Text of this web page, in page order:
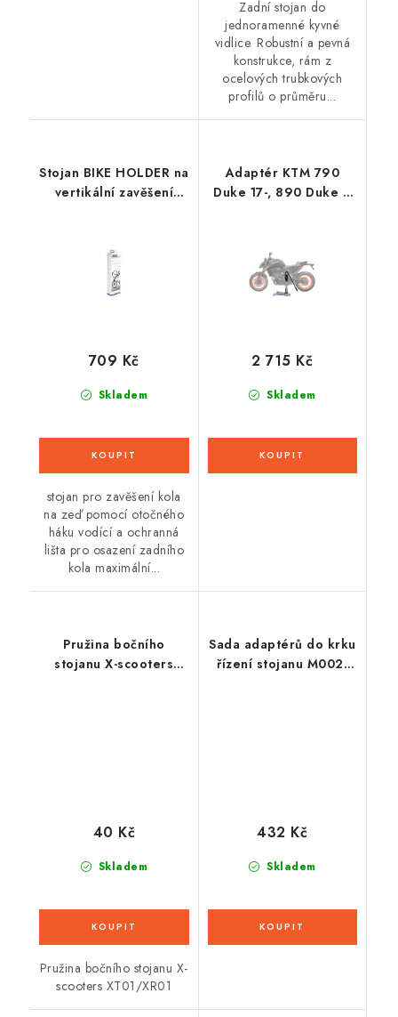
Zadní stojan do
jednoramenné kyvné
vidlice. Robustní a pevná
konstrukce, rám z
ocelových trubkových
profilů o průměru...
Stojan BIKE HOLDER na
vertikální zavěšení
Skladem
709 Kč
stojan pro zavěšení kola
na zeď pomocí otočného
háku vodící a ochranná
lišta pro osazení zadního
kola maximální...
Adaptér KTM 790
Duke 17-, 890 Duke R
Skladem
2 715 Kč
Pružina bočního
stojanu X-scooters
Skladem
40 Kč
Pružina bočního stojanu X-
scooters XT01/XR01
Sada adaptérů do krku
řízení stojanu M002-
Skladem
432 Kč